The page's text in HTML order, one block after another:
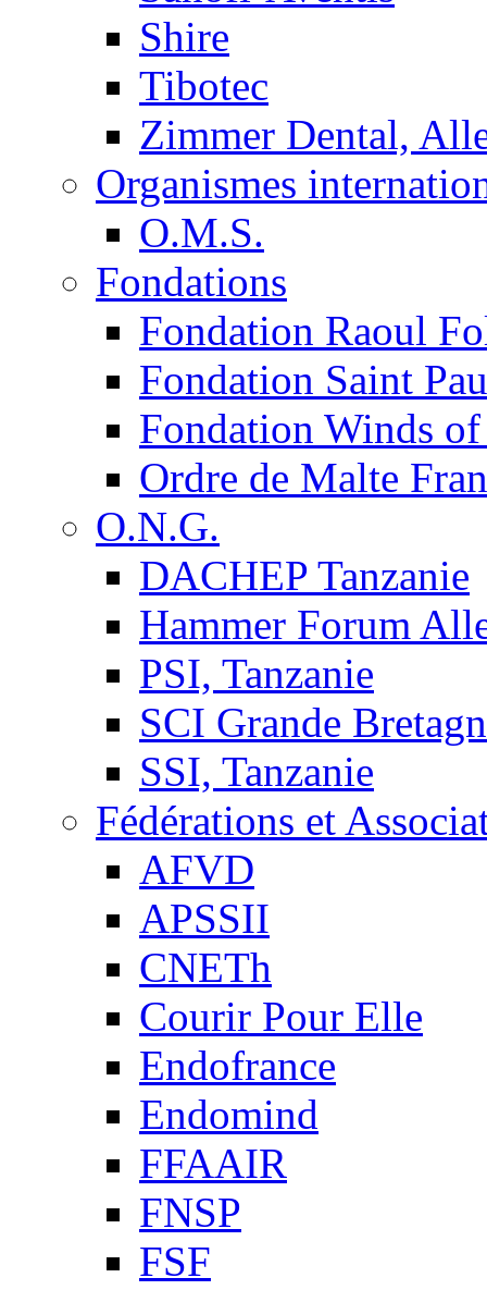
Shire
Tibotec
Zimmer Dental,
Organismes
O.M.S.
Fondations
Fondation Raoul
Fondation Saint
Fondation Winds
Ordre de Malte
O.N.G.
DACHEP Tanzanie
Hammer Forum
PSI, Tanzanie
SCI Grande
SSI, Tanzanie
Fédérations et
AFVD
APSSII
CNETh
Courir Pour Elle
Endofrance
Endomind
FFAAIR
FNSP
FSF